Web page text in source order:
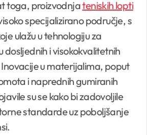
toga, proizvodnjateniskih lopti
specijalizirano područje, s
ulažu u tehnologiju za
dosljednih i visokokvalitetnih
u materijalima, poput
i naprednih gumiranih
su se kako bi zadovoljile
standarde uz poboljšanje